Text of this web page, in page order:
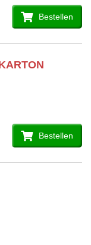
Bestellen
Bestellen